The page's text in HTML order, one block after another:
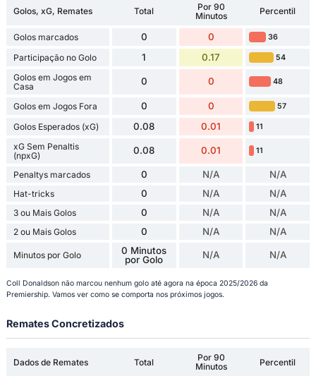
Golos, xG, Remates Total
Por 90
Minutos
Percentil
Golos marcados 0 0 36
Participação no Golo 1 0.17 54
Golos em Jogos em
Casa
0 0 48
Golos em Jogos Fora 0 0 57
Golos Esperados (xG) 0.08 0.01 11
xG Sem Penaltis
(npxG)
0.08 0.01 11
Penaltys marcados 0 N/A N/A
Hat-tricks 0 N/A N/A
3 ou Mais Golos 0 N/A N/A
2 ou Mais Golos 0 N/A N/A
Minutos por Golo
0 Minutos
por Golo
N/A N/A
Coll Donaldson não marcou nenhum golo até agora na época 2025/2026 da
Premiership. Vamos ver como se comporta nos próximos jogos.
Remates Concretizados
Dados de Remates Total
Por 90
Minutos
Percentil